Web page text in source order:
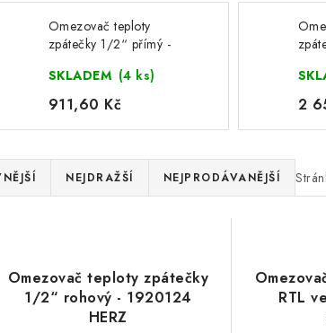
Omezovač teploty
zpátečky 1/2“ přímý -
SKLADEM (4 ks)
911,60 Kč 2
NEJDRAŽŠÍ NEJPRODÁVANĚJŠÍ
Omezovač teploty zpátečky
1/2“ rohový - 1920124
HERZ
RTL